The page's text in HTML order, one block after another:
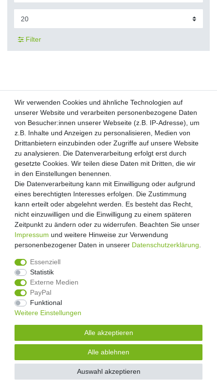
Filter
Kunden-Anfragen: info@zooheld.de
Über uns
Zahlung und Versand
Retouren
Zooheld Blog
Widerrufsrecht
Vertrag widerrufen
Geschäftsbedingungen
Impressum
Unsere Artikel sind gelistet auf:
© Copyright 2026 | Alle Rechte vorbehalten.
Alle Preise inklusive gesetzlicher Mehrwertsteuer und zuzüglich
| * Pflichtfeld
Wir verwenden Cookies und ähnliche Technologien auf
unserer Website und verarbeiten personenbezogene Daten
von Besucher:innen unserer Webseite (z.B. IP-Adresse), um
z.B. Inhalte und Anzeigen zu personalisieren, Medien von
Drittanbietern einzubinden oder Zugriffe auf unsere Website
zu analysieren. Die Datenverarbeitung erfolgt erst durch
gesetzte Cookies. Wir teilen diese Daten mit Dritten, die wir
in den Einstellungen benennen.
Die Datenverarbeitung kann mit Einwilligung oder aufgrund
eines berechtigten Interesses erfolgen. Die Zustimmung
kann erteilt oder abgelehnt werden. Es besteht das Recht,
nicht einzuwilligen und die Einwilligung zu einem späteren
Zeitpunkt zu ändern oder zu widerrufen. Beachten Sie unser
Impressum und weitere Hinweise zur Verwendung
personenbezogener Daten in unserer Daten­schutz­erklärung
Essenziell
Statistik
Externe Medien
PayPal
Funktional
Weitere Einstellungen
Alle akzeptieren
Alle ablehnen
Auswahl akzeptieren
Wir verwenden Cookies und ähnliche Technologien auf
unserer Website und verarbeiten personenbezogene Daten
von Besucher:innen unserer Webseite (z.B. IP-Adresse), um
z.B. Inhalte und Anzeigen zu personalisieren, Medien von
Drittanbietern einzubinden oder Zugriffe auf unsere Website
zu analysieren. Die Datenverarbeitung erfolgt erst durch
gesetzte Cookies. Wir teilen diese Daten mit Dritten, die wir
in den Einstellungen benennen.
Die Datenverarbeitung kann mit Einwilligung oder aufgrund
eines berechtigten Interesses erfolgen. Die Zustimmung
kann erteilt oder abgelehnt werden. Es besteht das Recht,
nicht einzuwilligen und die Einwilligung zu einem späteren
Zeitpunkt zu ändern oder zu widerrufen. Beachten Sie unser
Impressum und weitere Hinweise zur Verwendung
personenbezogener Daten in unserer Daten­schutz­erklärung
Essenziell
Statistik
Externe Medien
PayPal
Funktional
Weitere Einstellungen
Alle akzeptieren
Alle ablehnen
Auswahl akzeptieren